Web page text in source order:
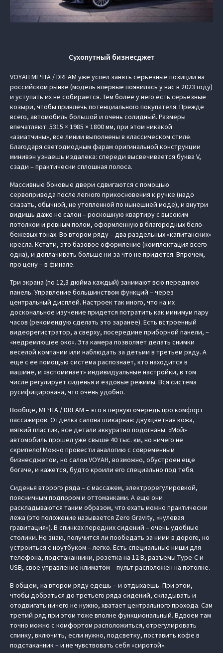
Сухопутный бизнесджет
VOYAH МЕЧТА / DREAM уже успел занять серьезные позиции на
российском рынке (модель впервые появилась у нас в 2023 году)
и уступать их не собирается. Тем более у него есть серьезные
козыри, чтобы привлечь потенциального покупателя. Прежде
всего, автомобиль большой и очень солидный. Размеры
впечатляют: 5315 × 1985 × 1800 мм, при этом никакой
«азиатчины», все линии выполнены в классическом стиле.
Благодаря светодиодным фарам оригинальной конструкции
минивэн узнаешь издалека: спереди высвечивается буква V,
сзади – практически сплошная полоса.
Массивные боковые двери сдвигаются с помощью
сервопривода после легкого прикосновения к ручке (надо
сказать, обычной, не утопленной по нынешней моде), и внутри
видишь даже не салон – роскошную квартиру с высоким
потолком и ровным полом, оформленную в благородных бело-
бежевых тонах. Во втором ряду – два раздельных «капитанских»
кресла. Кстати, это базовое оформление (комплектация всего
одна), и доплачивать больше ни за что не придется. Впрочем,
про цену – в финале.
Три экрана (по 12,3 дюйма каждый) занимают всю переднюю
панель. Управление большинством функций – через
центральный дисплей. Настроек так много, что на их
доскональное изучение придется потратить как минимум пару
часов (рекомендую сделать это заранее). Есть встроенный
видеорегистратор, а сверху, посередине приборной панели, –
«недремлющее око». Эта камера позволяет делать снимки
веселой компании или наблюдать за детьми в третьем ряду. А
еще с ее помощью система распознает, кто находится в
машине, и «‎вспоминает» индивидуальные настройки, в том
числе регулирует сиденья и ездовые режимы. Вся система
русифицирована, что очень удобно.
Вообще, МЕЧТА / DREAM – это в первую очередь про комфорт
пассажиров. Отделка салона шикарная: двухцветная кожа,
мягкий пластик, все детали аккуратно подогнаны. «Мой»
автомобиль прошел уже свыше 40 тыс. км, но ничего не
скрипело! Можно провести аналогию с современным
бизнесджетом, но салон VOYAH, возможно, обустроен еще
богаче, и кажется, будто кроили его специально под тебя.
Сиденья второго ряда – с массажем, электрорегулировкой,
поясничным подпором и оттоманками. А еще они
раскладываются таким образом, что ехать можно практически
лежа (это положение называется Zero Gravity, «нулевая
гравитация»). В спинках передних сидений – очень удобные
столики. Не знаю, получится ли пообедать за ними в дороге, но
устроиться с ноутбуком – легко. Есть специальные ниши для
телефона, подстаканники, розетка на 12 В, разъемы Type-C и
USB, свое управление климатом – пульт расположен на потолке.
В общем, на втором ряду едешь – и отдыхаешь. При этом,
чтобы добраться до третьего ряда сидений, складывать и
отодвигать ничего не нужно, хватает центрального прохода. Сам
третий ряд при этом тоже вполне функциональный. Вдвоем там
точно можно с комфортом расположиться, отрегулировать
спинку, включить, если нужно, подсветку, поставить кофе в
подстаканник – и не чувствовать себя «сиротой».